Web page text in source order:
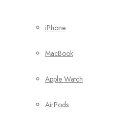
iPhone
MacBook
Apple Watch
AirPods